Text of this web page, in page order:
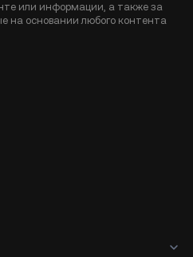
или информации, а также за
на основании любого контента